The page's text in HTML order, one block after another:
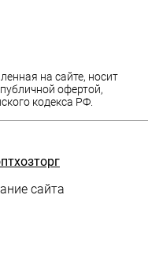
на сайте, носит
офертой,
кодекса РФ.
сайта